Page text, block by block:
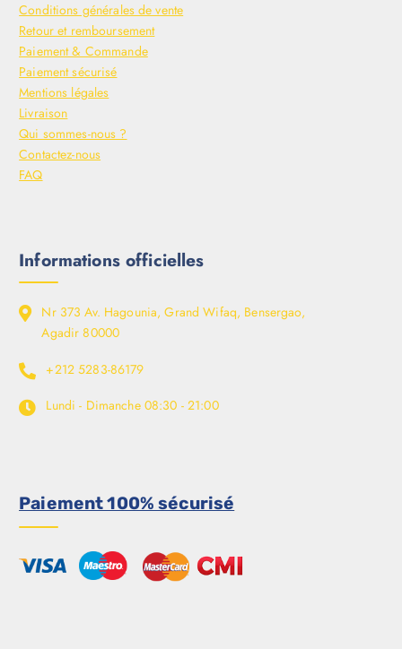
Conditions générales de vente
Retour et remboursement
Paiement & Commande
Paiement sécurisé
Mentions légales
Livraison
Qui sommes-nous ?
Contactez-nous
FAQ
Informations officielles
Nr 373 Av. Hagounia, Grand Wifaq, Bensergao,
Agadir 80000
+212 5283-86179
Lundi - Dimanche 08:30 - 21:00
Paiement 100% sécurisé